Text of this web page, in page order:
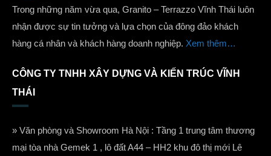
Trong những năm vừa qua, Granito – Terrazzo Vĩnh Thái luôn
nhận được sự tin tưởng và lựa chọn của đông đảo khách
hàng cá nhân và khách hàng doanh nghiệp. Xem thêm…
CÔNG TY TNHH XÂY DỰNG VÀ KIẾN TRÚC VĨNH
THÁI
» Văn phòng và Showroom Hà Nội : Tầng 1 trung tâm thương
mại tòa nhà Gemek 1 , lô đất A44 – HH2 khu đô thị mới Lê